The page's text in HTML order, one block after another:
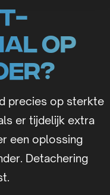
op
precies op sterkte
er tijdelijk extra
een oplossing
Detachering